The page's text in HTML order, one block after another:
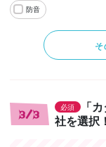
防音
そ
3/3
必須
「
社を選択！